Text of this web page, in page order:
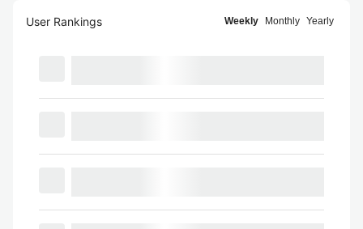
User Rankings Weekly Monthly Yearly